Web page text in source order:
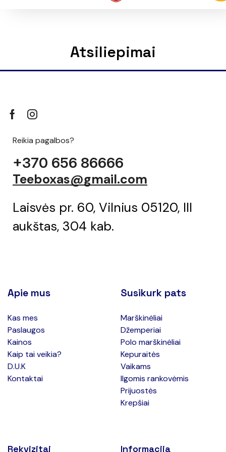
Atsiliepimai
Reikia pagalbos?
+370 656 86666
Teeboxas@gmail.com
Laisvės pr. 60, Vilnius 05120, III
aukštas, 304 kab.
Apie mus
Kas mes
Paslaugos
Kainos
Kaip tai veikia?
D.U.K
Kontaktai
Susikurk pats
Marškinėliai
Džemperiai
Polo marškinėliai
Kepuraitės
Vaikams
Ilgomis rankovėmis
Prijuostės
Krepšiai
Rekvizitai Informacija